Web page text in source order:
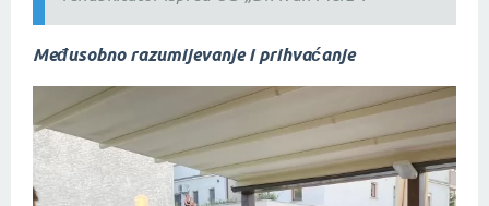
Međusobno razumijevanje i prihvaćanje